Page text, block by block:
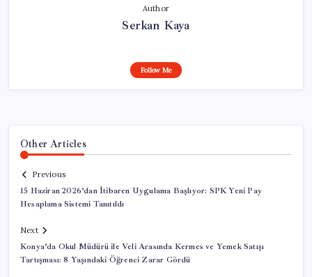
Author
Serkan Kaya
Follow Me
Other Articles
Previous
15 Haziran 2026’dan İtibaren Uygulama Başlıyor: SPK Yeni Pay
Hesaplama Sistemi Tanıtıldı
Next
Konya’da Okul Müdürü ile Veli Arasında Kermes ve Yemek Satışı
Tartışması: 8 Yaşındaki Öğrenci Zarar Gördü